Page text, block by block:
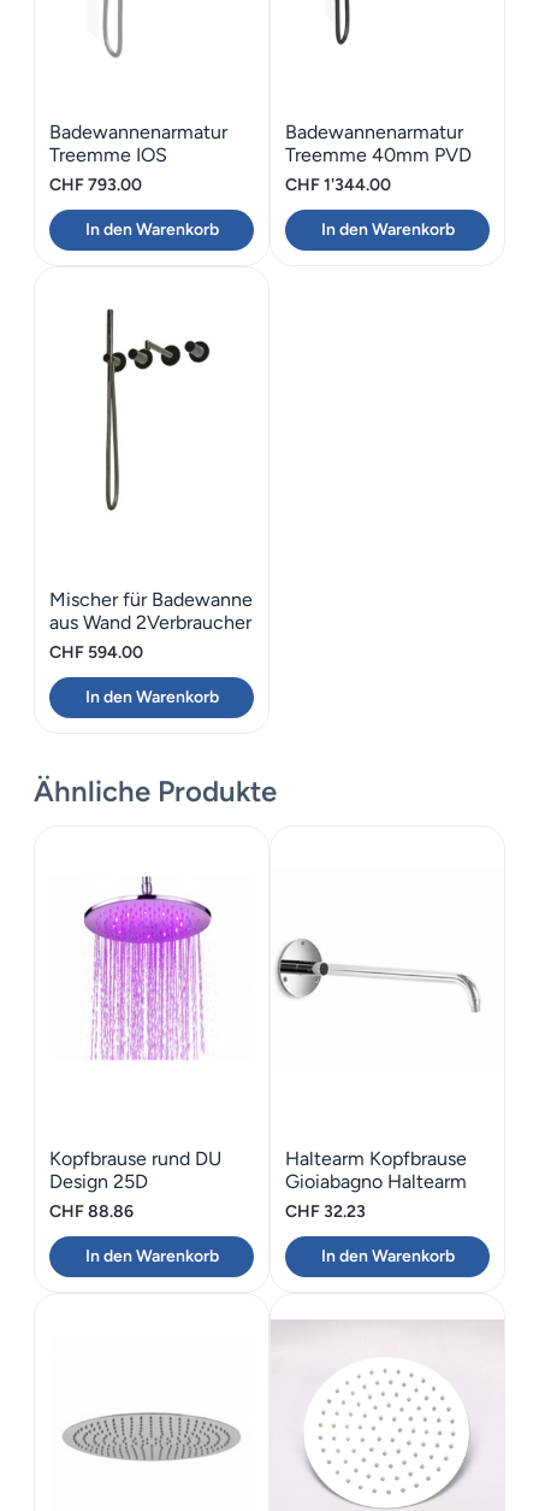
Badewannenarmatur
Treemme IOS
CHF793.00
In den Warenkorb
Badewannenarmatur
Treemme 40mm PVD
Black
CHF1'344.00
In den Warenkorb
Mischer für Badewanne
aus Wand 2Verbraucher
Treemme UP+
CHF 594.00
In den Warenkorb
Ähnliche Produkte
Kopfbrause rund DU
Design 25D
CHF88.86
In den Warenkorb
Haltearm Kopfbrause
Gioiabagno Haltearm
Verstärkung Rund
CHF32.23
In den Warenkorb